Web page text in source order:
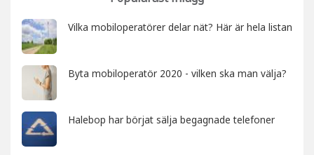
Vilka mobiloperatörer delar nät? Här är hela listan
Byta mobiloperatör 2020 - vilken ska man välja?
Halebop har börjat sälja begagnade telefoner